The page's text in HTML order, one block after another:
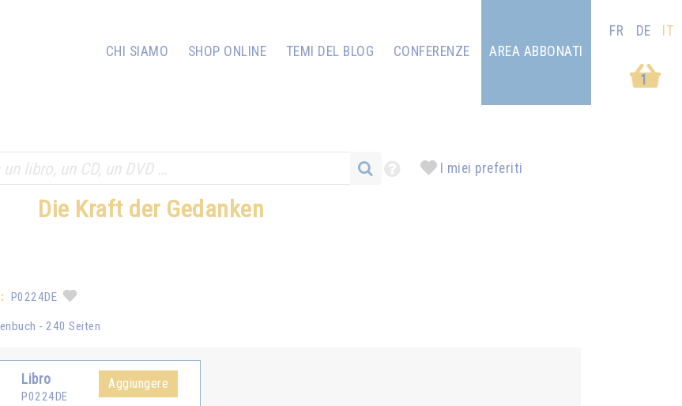
CHI SIAMO SHOP ONLINE TEMI DEL BLOG
CONFERENZE
1
AREA ABBONATI
FR DE IT
I miei preferiti
Die Kraft der Gedanken
P0224DE
- 240 Seiten
Libro
P0224DE
Aggiungere